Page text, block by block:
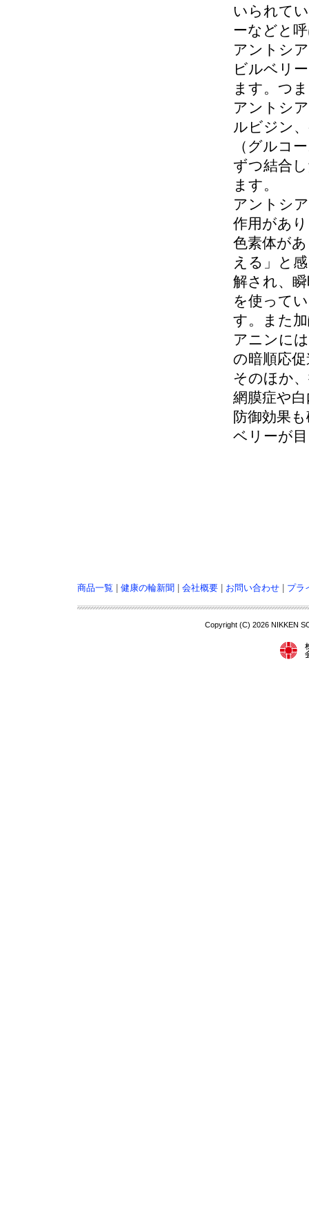
いられて
ーなどと
アントシ
ビルベリ
ます。つ
アントシ
ルビジン
（グルコ
ずつ結合
ます。
アントシ
作用があ
色素体が
える」と
解され、
を使って
す。また
アニンに
の暗順応
そのほか
網膜症や
防御効果
ベリーが
商品一覧 健康の輪新聞 会社概要 お問い合わせ プラ
Copyright (C) 2026 NIKKEN